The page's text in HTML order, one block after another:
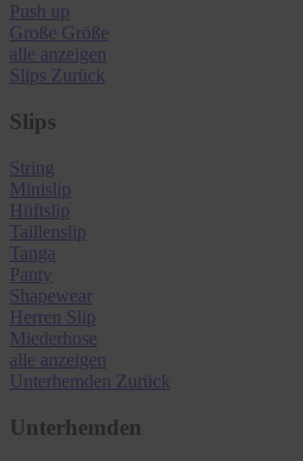
Push up
Große Größe
alle anzeigen
Slips Zurück
Slips
String
Minislip
Hüftslip
Taillenslip
Tanga
Panty
Shapewear
Herren Slip
Miederhose
alle anzeigen
Unterhemden Zurück
Unterhemden